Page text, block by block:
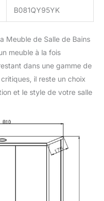
B081QY95YK
Meuble de Salle de Bains
meuble à la fois
dans une gamme de
il reste un choix
et le style de votre salle